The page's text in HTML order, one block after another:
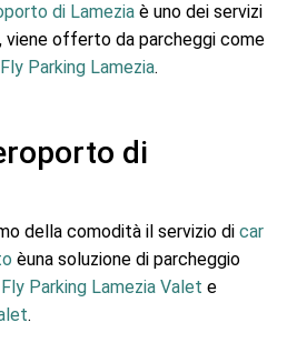
di Lamezia è uno dei servizi
viene offerto da parcheggi come
Fly Parking Lamezia.
di
della comodità il servizio di car
èuna soluzione di parcheggio
Fly Parking Lamezia Valet e
.